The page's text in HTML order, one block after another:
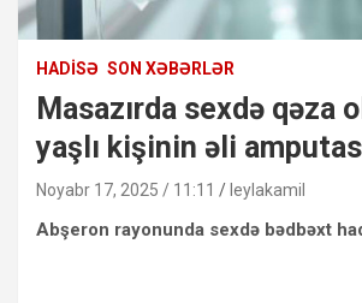
HADISƏ SON XƏBƏRLƏR
Masazırda sexdə qəza
yaşlı kişinin əli
Noyabr 17, 2025 / 11:11 leylakamil
Abşeron rayonunda sexdə bədbəxt